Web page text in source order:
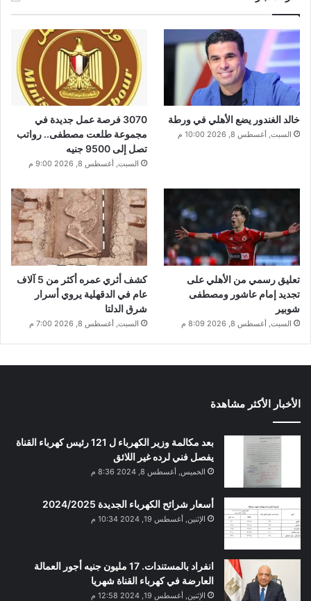
خالد الغندور يضع الأهلي في ورطة
السبت, أغسطس 8, 2026 10:00 م
3070 فرصة عمل جديدة في
مجموعة طلعت مصطفى.. رواتب
تصل إلى 9500 جنيه
السبت, أغسطس 8, 2026 9:00 م
تعليق رسمي من الأهلي على
تجديد إمام عاشور ومصطفى
شوبير
السبت, أغسطس 8, 2026 8:09 م
كشف أثري عمره أكثر من 5 آلاف
عام في الدقهلية يروي أسرار
شرق الدلتا
السبت, أغسطس 8, 2026 7:00 م
الأخبار الأكثر مشاهدة
بعد مكالمة وزير الكهرباء ل 121 رئيس كهرباء القناة
يفصل فني لرده غير اللائق
الخميس, أغسطس 8, 2024 8:36 م
أسعار شرائح الكهرباء الجديدة 2024/2025
الإثنين, أغسطس 19, 2024 10:34 م
انفراد بالمستندات. 17 مليون جنيه أجور العمالة
العارضة في كهرباء القناة شهريا
الإثنين, أغسطس 19, 2024 12:58 م